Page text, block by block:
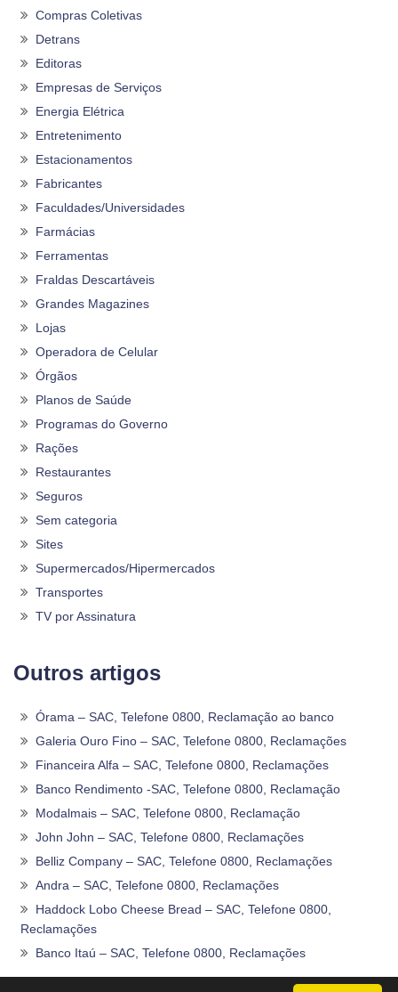
Compras Coletivas
Detrans
Editoras
Empresas de Serviços
Energia Elétrica
Entretenimento
Estacionamentos
Fabricantes
Faculdades/Universidades
Farmácias
Ferramentas
Fraldas Descartáveis
Grandes Magazines
Lojas
Operadora de Celular
Órgãos
Planos de Saúde
Programas do Governo
Rações
Restaurantes
Seguros
Sem categoria
Sites
Supermercados/Hipermercados
Transportes
TV por Assinatura
Outros artigos
Órama – SAC, Telefone 0800, Reclamação ao banco
Galeria Ouro Fino – SAC, Telefone 0800, Reclamações
Financeira Alfa – SAC, Telefone 0800, Reclamações
Banco Rendimento -SAC, Telefone 0800, Reclamação
Modalmais – SAC, Telefone 0800, Reclamação
John John – SAC, Telefone 0800, Reclamações
Belliz Company – SAC, Telefone 0800, Reclamações
Andra – SAC, Telefone 0800, Reclamações
Haddock Lobo Cheese Bread – SAC, Telefone 0800,
Reclamações
Banco Itaú – SAC, Telefone 0800, Reclamações